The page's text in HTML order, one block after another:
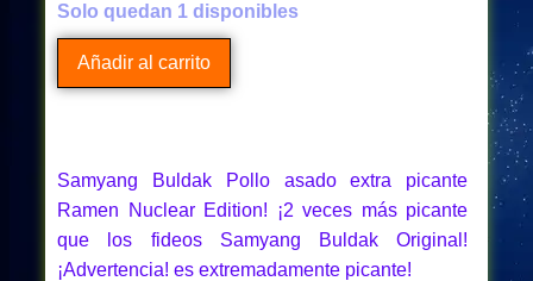
Solo quedan 1 disponibles
Añadir al carrito
Samyang Buldak Pollo asado extra picante
Ramen Nuclear Edition! ¡2 veces más picante
que los fideos Samyang Buldak Original!
¡Advertencia! es extremadamente picante!